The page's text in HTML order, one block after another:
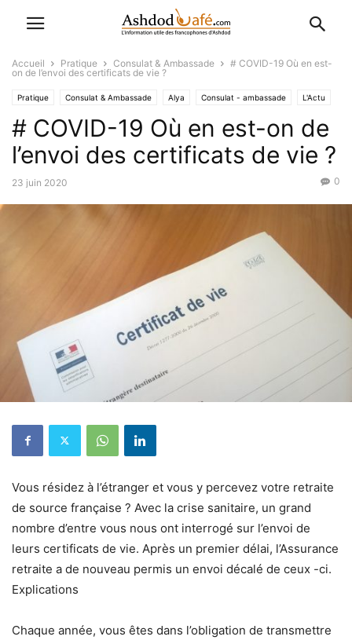
Accueil Pratique Consulat & Ambassade
# COVID-19 Où en est-
on de l’envoi des certificats de vie ?
Pratique Consulat & Ambassade Alya Consulat - ambassade L'Actu
Economique-Juridique-Fiscal Favoris
# COVID-19 Où en est-on de
l’envoi des certificats de vie ?
23 juin 2020 0
Vous résidez à l’étranger et vous y percevez votre retraite
de source française ? Avec la crise sanitaire, un grand
nombre d’entre vous nous ont interrogé sur l’envoi de
leurs certificats de vie. Après un premier délai, l’Assurance
retraite a de nouveau permis un envoi décalé de ceux -ci.
Explications
Chaque année, vous êtes dans l’obligation de transmettre